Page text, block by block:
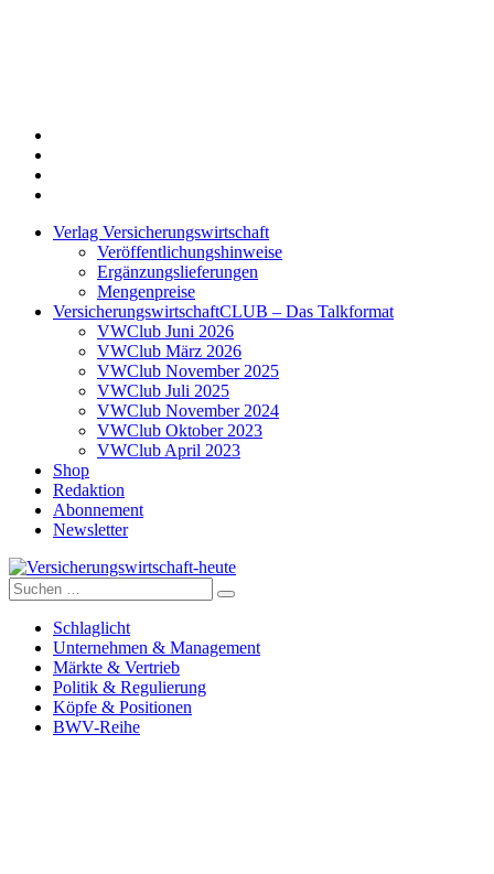
Verlag Versicherungswirtschaft
Veröffentlichungshinweise
Ergänzungslieferungen
Mengenpreise
VersicherungswirtschaftCLUB – Das Talkformat
VWClub Juni 2026
VWClub März 2026
VWClub November 2025
VWClub Juli 2025
VWClub November 2024
VWClub Oktober 2023
VWClub April 2023
Shop
Redaktion
Abonnement
Newsletter
Versicherungswirtschaft-heute
Suche
nach:
Schlaglicht
Unternehmen & Management
Märkte & Vertrieb
Politik & Regulierung
Köpfe & Positionen
BWV-Reihe